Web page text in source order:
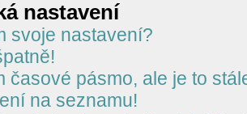
nastavení
svoje nastavení?
časové pásmo, ale je to
na seznamu!